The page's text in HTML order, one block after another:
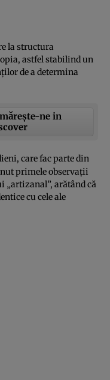
la structura
astfel stabilind un
de a determina
ne in
care fac parte din
primele observaţii
arătând că
cu cele ale